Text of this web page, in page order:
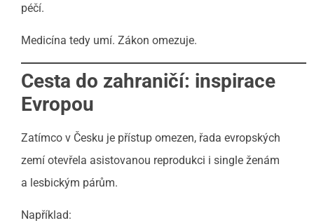
péčí.
Medicína tedy umí. Zákon omezuje.
Cesta do zahraničí: inspirace
Evropou
Zatímco v Česku je přístup omezen, řada evropských
zemí otevřela asistovanou reprodukci i single ženám
a lesbickým párům.
Například: